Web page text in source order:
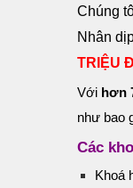
Chúng
Nhân
TRIỆU
Với hơn
như bao
Các
Khoá